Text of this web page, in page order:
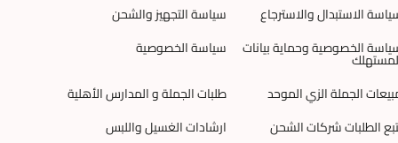
الاستبدال والاسترجاع
سياسة التجهيز والشحن
الخصوصية وحماية بيانات
سياسة الخصوصية
الجملة الزي الموحد
طلبات الجملة و المدارس الأهلية
الطلبات شركات الشحن
ارشادات الغسيل واللبس